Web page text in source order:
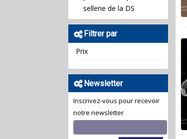
sellerie de la DS
Filtrer par
Prix
Newsletter
Inscrivez-vous pour recevoir
notre newsletter